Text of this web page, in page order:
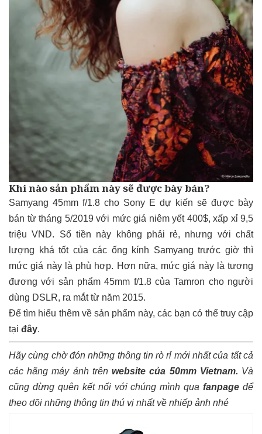
Khi nào sản phẩm này sẽ được bày bán?
Samyang 45mm f/1.8 cho Sony E dự kiến sẽ được bày
bán từ tháng 5/2019 với mức giá niêm yết 400$, xấp xỉ 9,5
triệu VND. Số tiền này không phải rẻ, nhưng với chất
lượng khá tốt của các ống kính Samyang trước giờ thì
mức giá này là phù hợp. Hơn nữa, mức giá này là tương
đương với sản phẩm 45mm f/1.8 của Tamron cho người
dùng DSLR, ra mắt từ năm 2015.
Để tìm hiểu thêm về sản phẩm này, các bạn có thể truy cập
tại đây.
Hãy cùng chờ đón những thông tin rò rỉ mới nhất của tất cả
các hãng máy ảnh trênwebsite của 50mm Vietnam. Và
cũng đừng quên kết nối với chúng mình quafanpage để
theo dõi những thông tin thú vị nhất về nhiếp ảnh nhé